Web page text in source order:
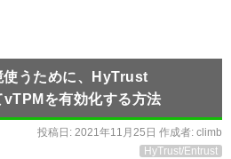
うために、HyTrust
を有効化する方法
投稿日: 2021年11月25日 作成者: climb
HyTrust/Entrust